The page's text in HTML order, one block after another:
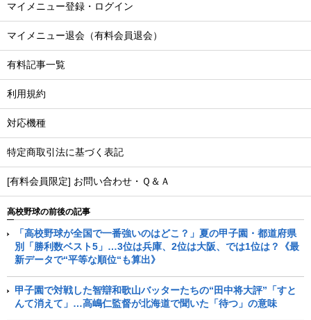
マイメニュー登録・ログイン
マイメニュー退会（有料会員退会）
有料記事一覧
利用規約
対応機種
特定商取引法に基づく表記
[有料会員限定] お問い合わせ・Ｑ＆Ａ
高校野球の前後の記事
「高校野球が全国で一番強いのはどこ？」夏の甲子園・都道府県
別「勝利数ベスト5」…3位は兵庫、2位は大阪、では1位は？《最
新データで“平等な順位“も算出》
甲子園で対戦した智辯和歌山バッターたちの“田中将大評”「すと
んて消えて」…高嶋仁監督が北海道で聞いた「待つ」の意味